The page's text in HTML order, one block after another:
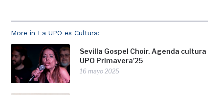
More in La UPO es Cultura:
Sevilla Gospel Choir. Agenda cultura
UPO Primavera’25
16 mayo 2025